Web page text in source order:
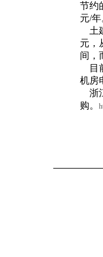
节约
元/年
土
元，
间，
目
机房
浙
购。